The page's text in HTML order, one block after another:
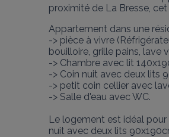
proximité de La Bresse,
Appartement dans une
-> pièce à vivre
bouilloire, grille pains, lave
-> Chambre avec lit
-> Coin nuit avec deux lits
-> petit coin cellier avec
-> Salle d'eau avec WC.
Le logement est idéal
nuit avec deux lits